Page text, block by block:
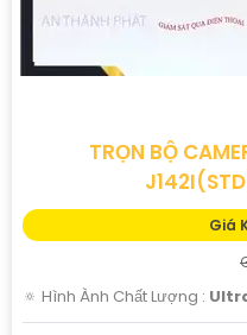
TRỌN BỘ
Giá
🔅 Hình Ành Chất Lượng :